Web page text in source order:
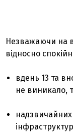
Незважаючи на
відносно
вдень 13 та
не виникало,
надзвичайних